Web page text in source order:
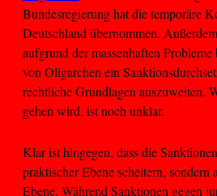
Bundesregierung hat die temporäre
Deutschland übernommen.
aufgrund der massenhaften
von Oligarchen ein
rechtliche Grundlagen auszuweiten.
gehen wird, ist noch unklar.
Klar ist hingegen, dass die
praktischer Ebene scheitern, sondern
Ebene. Während Sanktionen gegen